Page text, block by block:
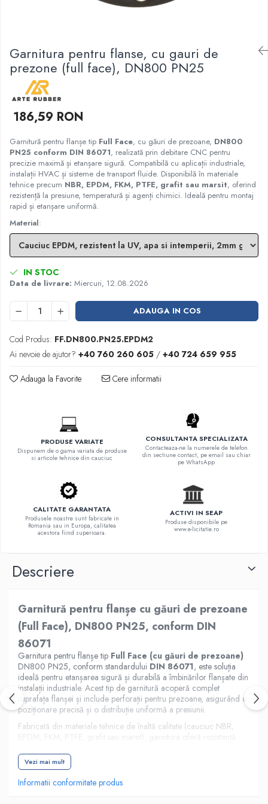
Pentru etansari cu gauri de trecere a
prezoanelor (full face) conform DIN
86071
Pentru flanse plate cu umar (RF) conform
DIN 2690
Garnitura pentru flanse, cu gauri de
prezone (full face), DN800 PN25
186,59 RON
Garnitură pentru flanșe tip Full Face, cu găuri de prezoane, DN800
PN25 conform DIN 86071, realizată prin debitare CNC pentru
precizie maximă și etanșare sigură. Compatibilă cu aplicații industriale,
instalații HVAC și sisteme de transport fluide. Disponibilă în materiale
tehnice precum NBR, EPDM, FKM, PTFE, grafit sau marsit, oferind
rezistență la presiune, temperatură și agenți chimici. Ideală pentru montaj
rapid și etanșare uniformă.
Material:
IN STOC
Data de livrare: Miercuri, 12.08.2026
ADAUGA IN COS
Cod Produs: FF.DN800.PN25.EPDM2
Ai nevoie de ajutor? +40 760 260 605 / +40 724 659 955
Adauga la Favorite Cere informatii
PRODUSE VARIATE
Dispunem de o gama variata de produse
si articole tehnice din cauciuc
CONSULTANTA SPECIALIZATA
Contacteaza-ne la numerele de telefon
din sectiune contact, pe email sau chiar
pe WhatsApp
CALITATE GARANTATA
Produsele noastre sunt fabricate in
Romania sau in Europa, calitatea
acestora fiind superioara.
ACTIVI IN SEAP
Produse disponibile pe
www.e-licitatie.ro
Descriere
Garnitură pentru flanșe cu găuri de prezoane
(Full Face), DN800 PN25, conform DIN
86071
Garnitura pentru flanșe tip Full Face (cu găuri de prezoane)
DN800 PN25, conform standardului DIN 86071, este soluția
ideală pentru etanșarea sigură și durabilă a îmbinărilor flanșate din
instalații industriale. Acest tip de garnitură acoperă complet
suprafața flanșei și include perforații pentru prezoane, asigurând o
poziționare precisă și o distribuție uniformă a presiunii.
Fabricată din materiale tehnice de înaltă calitate (cauciuc NBR,
EPDM, FKM, PTFE, grafit sau marsit), garnitura oferă rezistență
potrivită pentru aplicații din industrie, instalații navale, HVAC sau
sisteme de transport fluide.
Realizată prin debitare CNC de înaltă precizie, garnitura respectă
Vezi mai mult
Informatii conformitate produs